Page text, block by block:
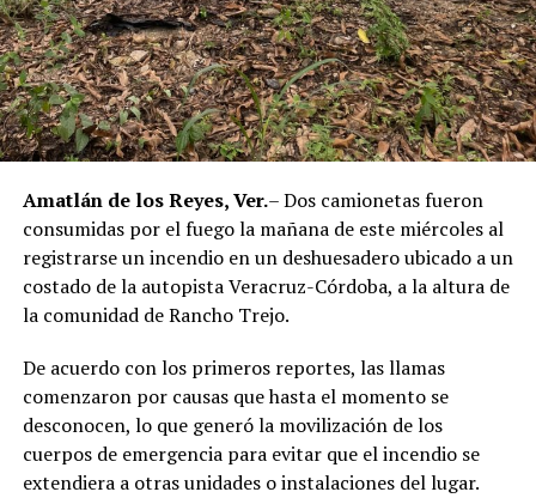
El caso evidenció presuntas irregularidades dentro de la
corporación policiaca y motivó la intervención de
autoridades estatales y federales, en un contexto de
reforzamiento de las investigaciones contra servidores
públicos relacionados con actividades ilícitas en la
La sentencia representa uno de los primeros fallos
derivados de aquel operativo y confirma la
responsabilidad penal de los exuniformados por delitos
relacionados con la posesión de droga y el
públicos.
Amatlán de los Reyes, Ver.– Dos camionetas fueron
consumidas por el fuego la mañana de este miércoles al
registrarse un incendio en un deshuesadero ubicado a un
costado de la autopista Veracruz-Córdoba, a la altura de
la comunidad de Rancho Trejo.
De acuerdo con los primeros reportes, las llamas
comenzaron por causas que hasta el momento se
desconocen, lo que generó la movilización de los
cuerpos de emergencia para evitar que el incendio se
extendiera a otras unidades o instalaciones del lugar.